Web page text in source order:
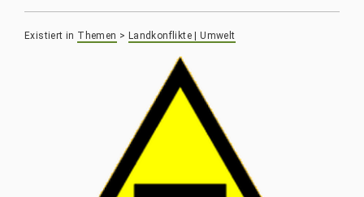
Existiert in Themen > Landkonflikte | Umwelt